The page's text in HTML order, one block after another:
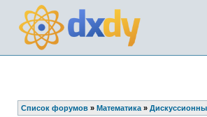
Список форумов » Математика »